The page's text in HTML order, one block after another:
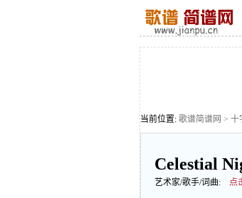
当前位置: 歌谱简谱网 > 十
Celestial
艺术家/歌手/词曲: 点